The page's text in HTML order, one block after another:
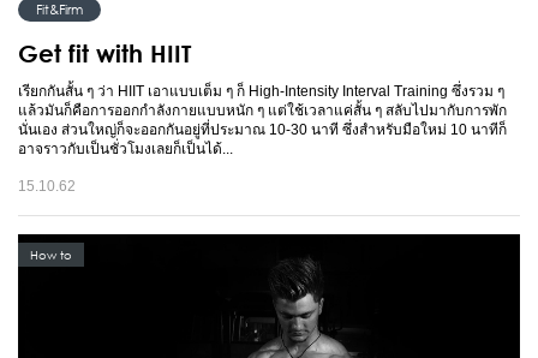
Fit&Firm
Get fit with HIIT
เรียกกันสั้น ๆ ว่า HIIT เอาแบบเต็ม ๆ ก็ High-Intensity Interval Training ซึ่งรวม ๆ
แล้วมันก็คือการออกกำลังกายแบบหนัก ๆ แต่ใช้เวลาแค่สั้น ๆ สลับไปมากับการพัก
นั่นเอง ส่วนใหญ่ก็จะออกกันอยู่ที่ประมาณ 10-30 นาที ซึ่งสำหรับมือใหม่ 10 นาทีก็
อาจราวกับเป็นชั่วโมงเลยก็เป็นได้...
15.10.62
How to